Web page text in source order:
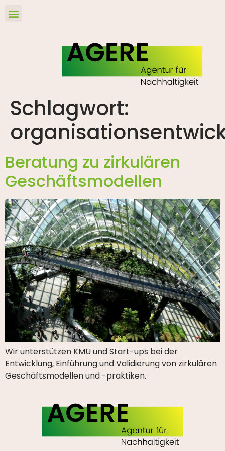
Schlagwort:
Beratung zu zirkulären
Geschäftsmodellen
Wir unterstützen KMU und Start-ups bei der
Entwicklung, Einführung und Validierung von zirkulären
Geschäftsmodellen und -praktiken.